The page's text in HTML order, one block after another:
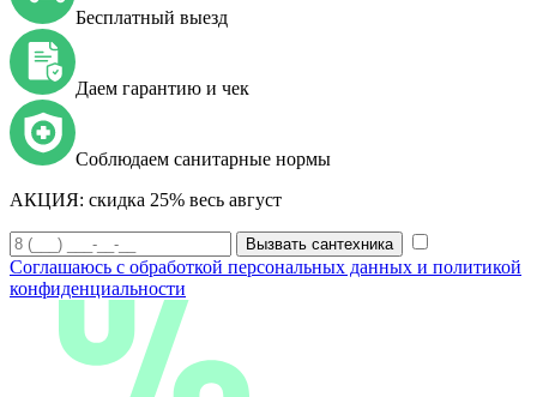
Бесплатный выезд
Даем гарантию и чек
Соблюдаем санитарные нормы
АКЦИЯ: скидка 25% весь август
Вызвать сантехника
Соглашаюсь с обработкой персональных данных и политикой
конфиденциальности